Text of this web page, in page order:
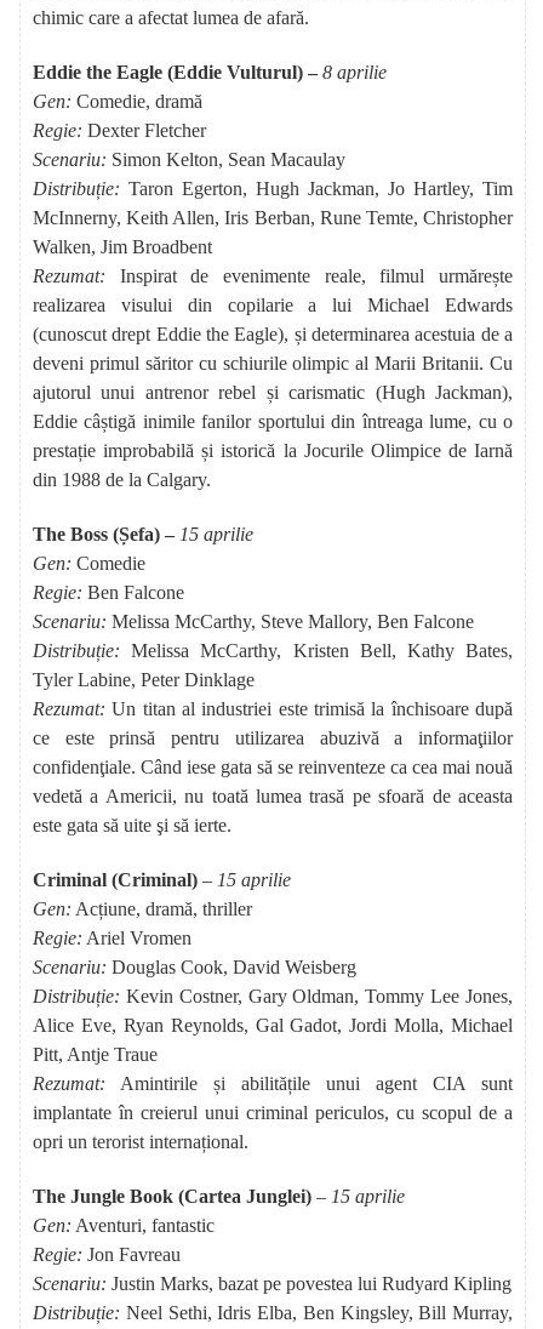
chimic care a afectat lumea de afară.
Eddie the Eagle (Eddie Vulturul) – 8 aprilie
Gen: Comedie, dramă
Regie: Dexter Fletcher
Scenariu: Simon Kelton, Sean Macaulay
Distribuție: Taron Egerton, Hugh Jackman, Jo Hartley, Tim
McInnerny, Keith Allen, Iris Berban, Rune Temte, Christopher
Walken, Jim Broadbent
Rezumat: Inspirat de evenimente reale, filmul urmărește
realizarea visului din copilarie a lui Michael Edwards
(cunoscut drept Eddie the Eagle), și determinarea acestuia de a
deveni primul săritor cu schiurile olimpic al Marii Britanii. Cu
ajutorul unui antrenor rebel și carismatic (Hugh Jackman),
Eddie câștigă inimile fanilor sportului din întreaga lume, cu o
prestație improbabilă și istorică la Jocurile Olimpice de Iarnă
din 1988 de la Calgary.
The Boss (Șefa) – 15 aprilie
Gen: Comedie
Regie: Ben Falcone
Scenariu: Melissa McCarthy, Steve Mallory, Ben Falcone
Distribuție: Melissa McCarthy, Kristen Bell, Kathy Bates,
Tyler Labine, Peter Dinklage
Rezumat: Un titan al industriei este trimisă la închisoare după
ce este prinsă pentru utilizarea abuzivă a informaţiilor
confidenţiale. Când iese gata să se reinventeze ca cea mai nouă
vedetă a Americii, nu toată lumea trasă pe sfoară de aceasta
este gata să uite şi să ierte.
Criminal (Criminal) – 15 aprilie
Gen: Acțiune, dramă, thriller
Regie: Ariel Vromen
Scenariu: Douglas Cook, David Weisberg
Distribuție: Kevin Costner, Gary Oldman, Tommy Lee Jones,
Alice Eve, Ryan Reynolds, Gal Gadot, Jordi Molla, Michael
Pitt, Antje Traue
Rezumat: Amintirile și abilitățile unui agent CIA sunt
implantate în creierul unui criminal periculos, cu scopul de a
opri un terorist internațional.
The Jungle Book (Cartea Junglei) – 15 aprilie
Gen: Aventuri, fantastic
Regie: Jon Favreau
Scenariu: Justin Marks, bazat pe povestea lui Rudyard Kipling
Distribuție: Neel Sethi, Idris Elba, Ben Kingsley, Bill Murray,